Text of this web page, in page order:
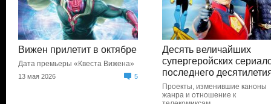
Вижен прилетит в октябре
Дата премьеры «Квеста Вижена»
13 мая 2026 5
Десять величайших
супергеройских
последнего
Проекты, изменившие каноны
жанра и отношение к